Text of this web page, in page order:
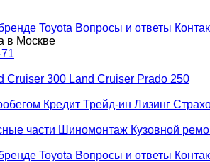
Toyota Вопросы и ответы
в Москве
Cruiser 300 Land Cruiser Prado 250
Кредит Трейд-ин Лизинг
части Шиномонтаж Кузовной
Toyota Вопросы и ответы